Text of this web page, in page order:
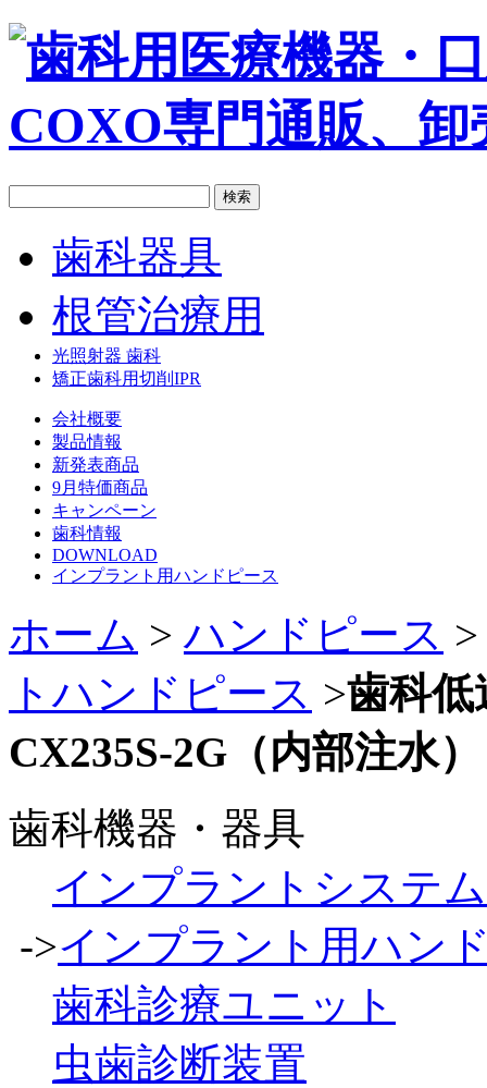
歯科器具
根管治療用
光照射器 歯科
矯正歯科用切削IPR
会社概要
製品情報
新発表商品
9月特価商品
キャンペーン
歯科情報
DOWNLOAD
インプラント用ハンドピース
ホーム >ハンドピース
トハンドピース >歯科
CX235S-2G（内部注水）
歯科機器・器具
インプラントシステム
->インプラント用ハン
歯科診療ユニット
虫歯診断装置